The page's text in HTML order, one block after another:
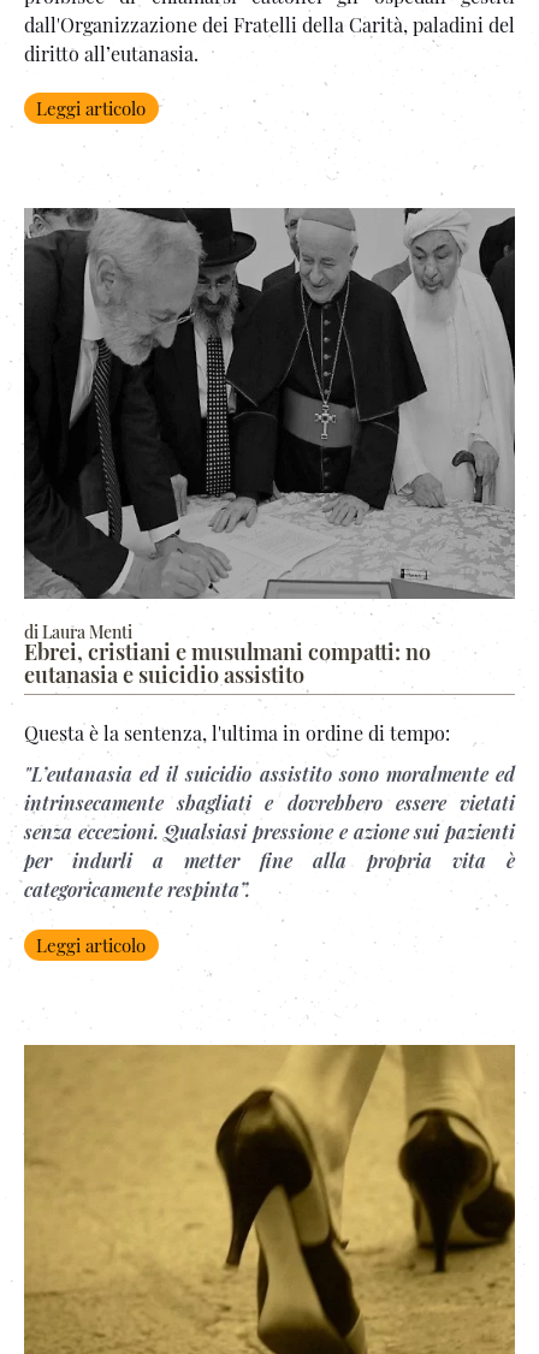
dall'Organizzazione dei Fratelli della Carità, paladini del
diritto all’eutanasia.
Leggi articolo
di Laura Menti
Ebrei, cristiani e musulmani compatti: no
eutanasia e suicidio assistito
Questa è la sentenza, l'ultima in ordine di tempo:
"L’eutanasia ed il suicidio assistito sono moralmente ed
intrinsecamente sbagliati e dovrebbero essere vietati
senza eccezioni. Qualsiasi pressione e azione sui pazienti
per indurli a metter fine alla propria vita è
categoricamente respinta”.
Leggi articolo